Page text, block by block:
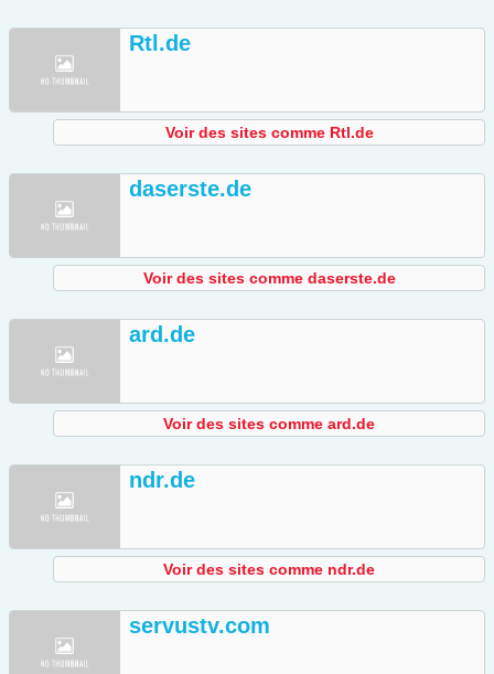
Rtl.de
Voir des sites comme Rtl.de
daserste.de
Voir des sites comme daserste.de
ard.de
Voir des sites comme ard.de
ndr.de
Voir des sites comme ndr.de
servustv.com